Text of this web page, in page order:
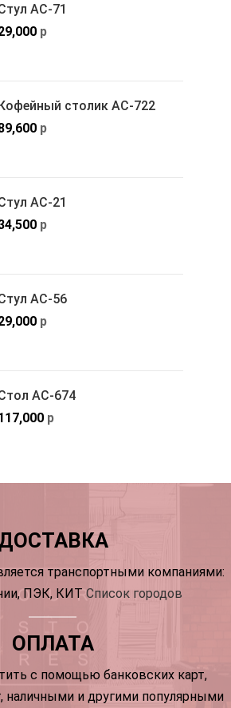
АС-71
р
столик АС-722
р
АС-21
р
АС-56
р
АС-674
р
транспортными компаниями:
ПЭК, КИТ Список городов
ОПЛАТА
с помощью банковских карт,
наличными и другими популярными